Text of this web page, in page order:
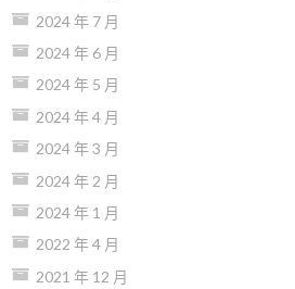
2024 年 7 月
2024 年 6 月
2024 年 5 月
2024 年 4 月
2024 年 3 月
2024 年 2 月
2024 年 1 月
2022 年 4 月
2021 年 12 月